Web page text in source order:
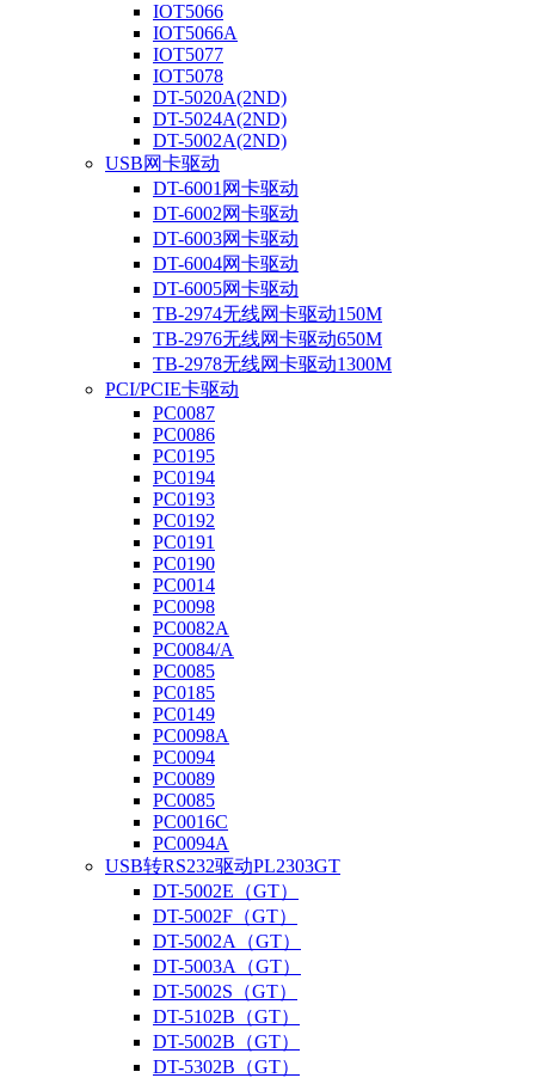
IOT5066
IOT5066A
IOT5077
IOT5078
DT-5020A(2ND)
DT-5024A(2ND)
DT-5002A(2ND)
USB网卡驱动
DT-6001网卡驱动
DT-6002网卡驱动
DT-6003网卡驱动
DT-6004网卡驱动
DT-6005网卡驱动
TB-2974无线网卡驱动150M
TB-2976无线网卡驱动650M
TB-2978无线网卡驱动1300M
PCI/PCIE卡驱动
PC0087
PC0086
PC0195
PC0194
PC0193
PC0192
PC0191
PC0190
PC0014
PC0098
PC0082A
PC0084/A
PC0085
PC0185
PC0149
PC0098A
PC0094
PC0089
PC0085
PC0016C
PC0094A
USB转RS232驱动PL2303GT
DT-5002E（GT）
DT-5002F（GT）
DT-5002A（GT）
DT-5003A（GT）
DT-5002S（GT）
DT-5102B（GT）
DT-5002B（GT）
DT-5302B（GT）